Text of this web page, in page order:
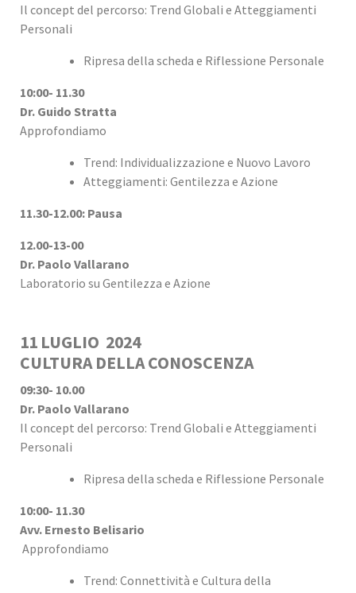
Il concept del percorso: Trend Globali e Atteggiamenti
Personali
Ripresa della scheda e Riflessione Personale
10:00- 11.30
Dr. Guido Stratta
Approfondiamo
Trend: Individualizzazione e Nuovo Lavoro
Atteggiamenti: Gentilezza e Azione
11.30-12.00: Pausa
12.00-13-00
Dr. Paolo Vallarano
Laboratorio su Gentilezza e Azione
11 LUGLIO 2024
CULTURA DELLA CONOSCENZA
09:30- 10.00
Dr. Paolo Vallarano
Il concept del percorso: Trend Globali e Atteggiamenti
Personali
Ripresa della scheda e Riflessione Personale
10:00- 11.30
Avv. Ernesto Belisario
Approfondiamo
Trend: Connettività e Cultura della